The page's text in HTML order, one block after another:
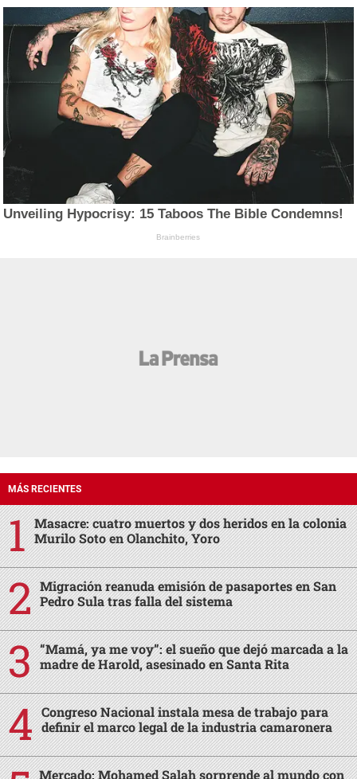
Unveiling Hypocrisy: 15 Taboos The Bible Condemns!
Brainberries
MÁS RECIENTES
Masacre: cuatro muertos y dos heridos en la colonia
Murilo Soto en Olanchito, Yoro
Migración reanuda emisión de pasaportes en San
Pedro Sula tras falla del sistema
“Mamá, ya me voy”: el sueño que dejó marcada a la
madre de Harold, asesinado en Santa Rita
Congreso Nacional instala mesa de trabajo para
definir el marco legal de la industria camaronera
Mercado: Mohamed Salah sorprende al mundo con